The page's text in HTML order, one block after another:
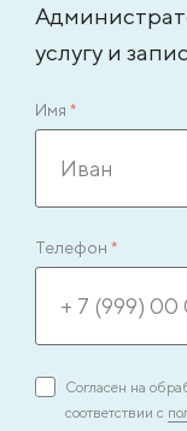
услугу и
Имя *
Телефон *
Согласен на
соответствии с